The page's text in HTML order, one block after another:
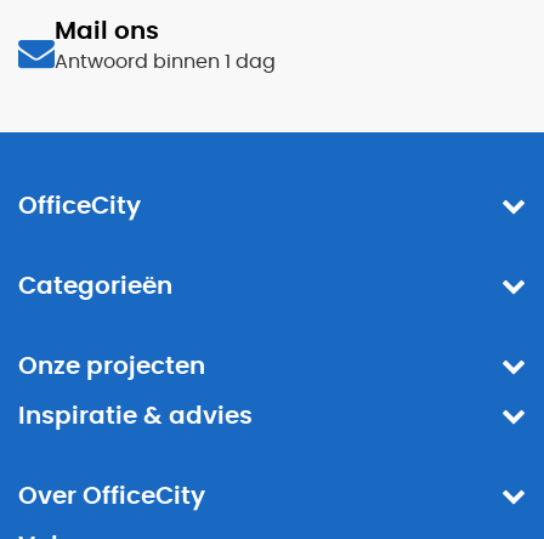
Mail ons
Antwoord binnen 1 dag
OfficeCity
Categorieën
Onze projecten
Inspiratie & advies
Over OfficeCity